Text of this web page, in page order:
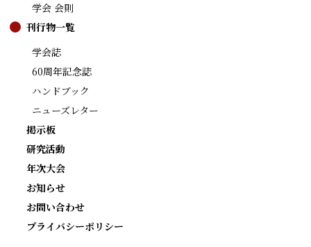
学会 会則
刊行物一覧
学会誌
60周年記念誌
ハンドブック
ニューズレター
掲示板
研究活動
年次大会
お知らせ
お問い合わせ
プライバシーポリシー